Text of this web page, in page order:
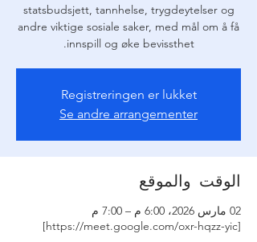
statsbudsjett, tannhelse, trygdeytelser og
andre viktige sosiale saker, med mål om å få
innspill og øke bevissthet.
Registreringen er lukket
Se andre arrangementer
الوقت والموقع
02 مارس 2026، 6:00 م – 7:00 م
[https://meet.google.com/oxr-hqzz-yic]